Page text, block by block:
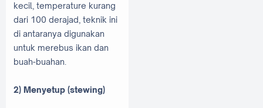
kecil, temperature kurang
dari 100 derajad, teknik ini
di antaranya digunakan
untuk merebus ikan dan
buah-buahan.
2) Menyetup (stewing)